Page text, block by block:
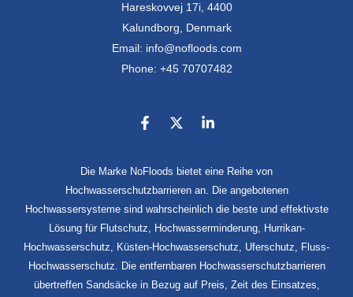
Hareskovvej 17i, 4400
Kalundborg, Denmark
Email: info@nofloods.com
Phone: +45 70707482
Die Marke NoFloods bietet eine Reihe von
Hochwasserschutzbarrieren an. Die angebotenen
Hochwassersysteme sind wahrscheinlich die beste und effektivste
Lösung für Flutschutz, Hochwasserminderung, Hurrikan-
Hochwasserschutz, Küsten-Hochwasserschutz, Uferschutz, Fluss-
Hochwasserschutz. Die entfernbaren Hochwasserschutzbarrieren
übertreffen Sandsäcke in Bezug auf Preis, Zeit des Einsatzes,